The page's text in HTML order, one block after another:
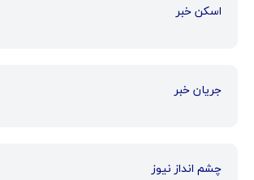
اسکن خبر
جریان خبر
چشم انداز نیوز